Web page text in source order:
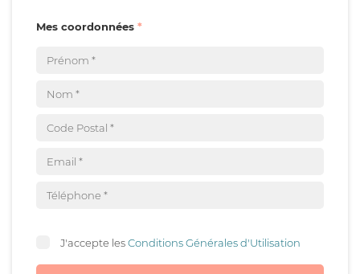
Mes coordonnées
J'accepte lesConditions Générales d'Utilisation